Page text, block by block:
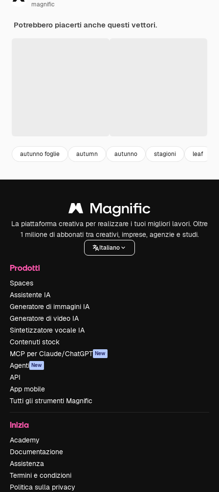
magnific
Potrebbero piacerti anche questi vettori.
autunno foglie autumn autunno stagioni leaf
La piattaforma creativa per realizzare i tuoi migliori lavori. Oltre
1 milione di abbonati tra creativi, imprese, agenzie e studi.
Italiano
Prodotti
Spaces
Assistente IA
Generatore di immagini IA
Generatore di video IA
Sintetizzatore vocale IA
Contenuti stock
MCP per Claude/ChatGPT New
Agenti New
API
App mobile
Tutti gli strumenti Magnific
Inizia
Academy
Documentazione
Assistenza
Termini e condizioni
Politica sulla privacy